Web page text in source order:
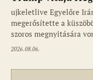
Fotó: ujkelet.live
ujkeletlive Egyelőre
megerősítette a
szoros megnyitására
2026.08.06.